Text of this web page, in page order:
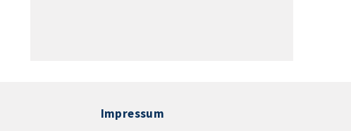
Impressum